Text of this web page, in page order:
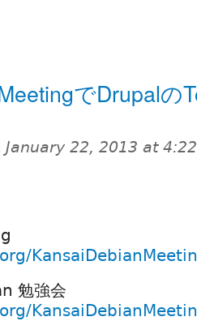
でDrupalの
January 22, 2013 at
勉強会